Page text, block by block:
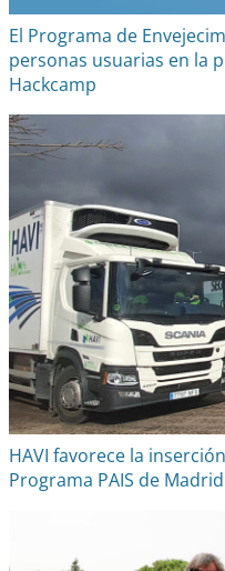
El Programa de
personas usuarias en la
Hackcamp
HAVI favorece la
Programa PAIS de